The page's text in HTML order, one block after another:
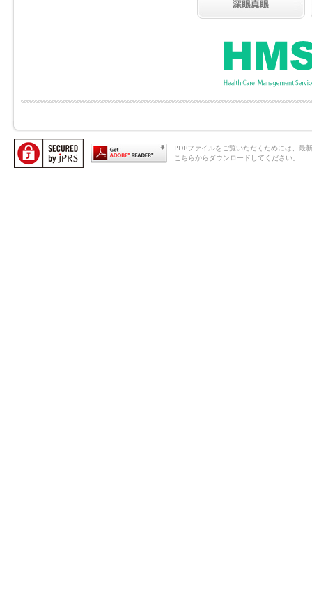
PDFファイルをご覧いただくためには、最
こちらからダウンロードしてください。